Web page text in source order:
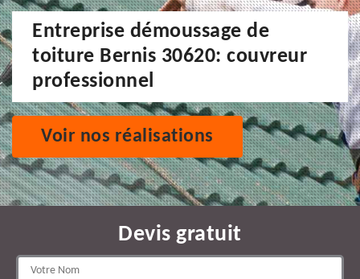
Entreprise démoussage de
toiture Bernis 30620: couvreur
professionnel
Voir nos réalisations
Devis gratuit